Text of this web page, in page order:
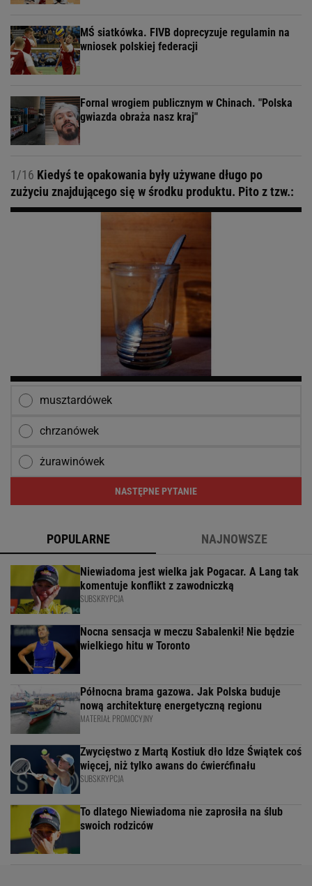
MŚ siatkówka. FIVB doprecyzuje regulamin na
wniosek polskiej federacji
Fornal wrogiem publicznym w Chinach. "Polska
gwiazda obraża nasz kraj"
1/16 Kiedyś te opakowania były używane długo po
zużyciu znajdującego się w środku produktu. Pito z tzw.:
musztardówek
chrzanówek
żurawinówek
NASTĘPNE PYTANIE
POPULARNE NAJNOWSZE
Niewiadoma jest wielka jak Pogacar. A Lang tak
komentuje konflikt z zawodniczką
SUBSKRYPCJA
Nocna sensacja w meczu Sabalenki! Nie będzie
wielkiego hitu w Toronto
Północna brama gazowa. Jak Polska buduje
nową architekturę energetyczną regionu
MATERIAŁ PROMOCYJNY
Zwycięstwo z Martą Kostiuk dło Idze Świątek coś
więcej, niż tylko awans do ćwierćfinału
SUBSKRYPCJA
To dlatego Niewiadoma nie zaprosiła na ślub
swoich rodziców